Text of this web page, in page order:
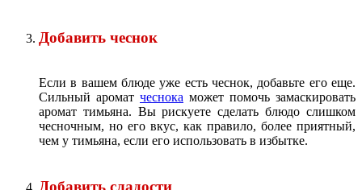
Добавить чеснок
Если в вашем блюде уже есть чеснок, добавьте его еще.
Сильный аромат чеснока может помочь замаскировать
аромат тимьяна. Вы рискуете сделать блюдо слишком
чесночным, но его вкус, как правило, более приятный,
чем у тимьяна, если его использовать в избытке.
Добавить сладости